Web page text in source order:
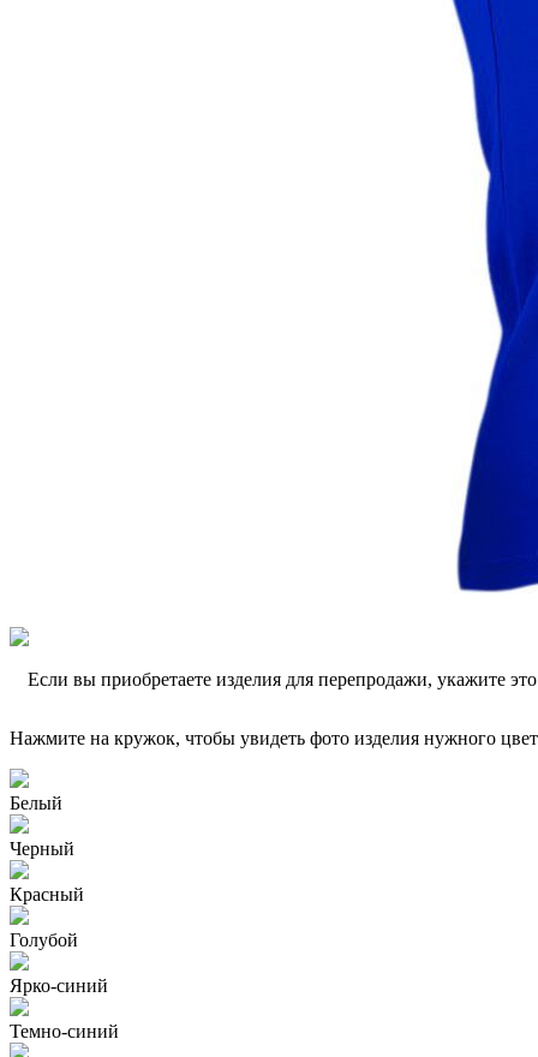
Если вы приобретаете изделия для перепродажи, укажите
Нажмите на кружок, чтобы увидеть фото изделия нужного
Белый
Черный
Красный
Голубой
Ярко-синий
Темно-синий